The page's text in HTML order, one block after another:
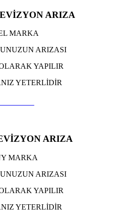
ARIZA
MARKA
ARIZASI
YAPILIR
YETERLİDİR
ARIZA
MARKA
ARIZASI
YAPILIR
YETERLİDİR